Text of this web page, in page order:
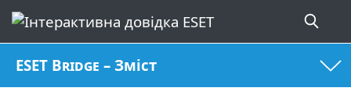
ESET Bridge – Зміст